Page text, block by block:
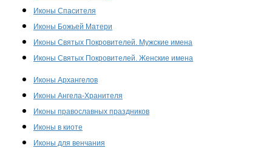
Иконы Спасителя
Иконы Божьей Матери
Иконы Святых Покровителей. Мужские имена
Иконы Святых Покровителей. Женские имена
Иконы Архангелов
Иконы Ангела-Хранителя
Иконы православных праздников
Иконы в киоте
Иконы для венчания